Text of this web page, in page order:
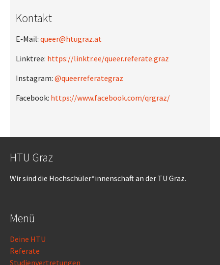
Kontakt
E-Mail:queer@htugraz.at
Linktree: https://linktr.ee/queer.referate.graz
Instagram:@queerreferategraz
Facebook: https://www.facebook.com/qrgraz/
HTU Graz
Wir sind die Hochschüler*innenschaft an der TU Graz.
Menü
Deine HTU
Referate
Studienvertretungen